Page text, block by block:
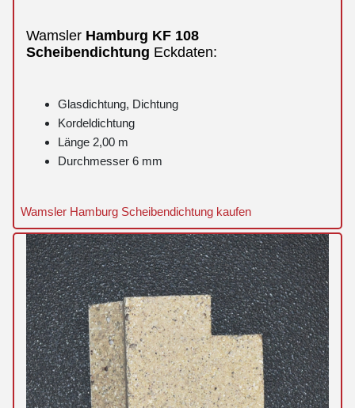
Wamsler Hamburg KF 108
Scheibendichtung Eckdaten:
Glasdichtung, Dichtung
Kordeldichtung
Länge 2,00 m
Durchmesser 6 mm
Wamsler Hamburg Scheibendichtung kaufen